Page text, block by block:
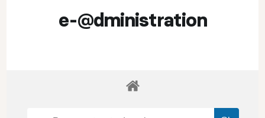
e-@dministration